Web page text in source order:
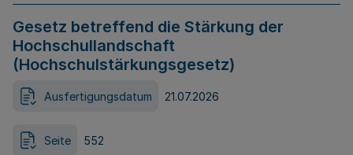
Gesetz betreffend die Stärkung der
Hochschullandschaft
(Hochschulstärkungsgesetz)
Ausfertigungsdatum 21.07.2026
Seite 552